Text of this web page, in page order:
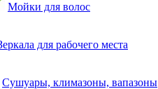
Мойки для волос
для рабочего места
Сушуары, климазоны, вапазоны